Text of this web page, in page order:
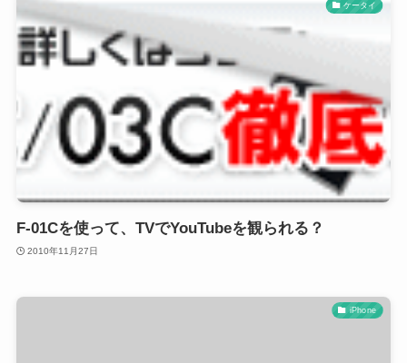
ケータイ
F-01Cを使って、TVでYouTubeを観られる？
2010年11月27日
iPhone